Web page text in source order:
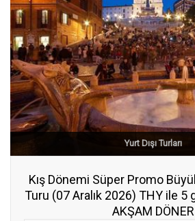
Yurt Dışı Turları
Kış Dönemi Süper Promo
Turu (07 Aralık 2026) THY ile 5
AKŞAM DÖNER